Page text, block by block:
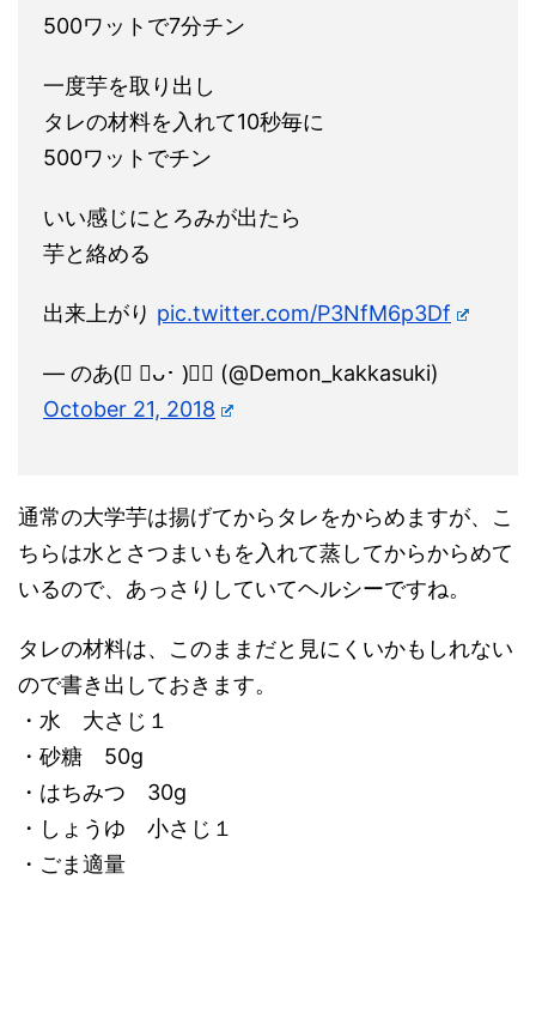
500ワットで7分チン
一度芋を取り出し
タレの材料を入れて10秒毎に
500ワットでチン
いい感じにとろみが出たら
芋と絡める
出来上がり pic.twitter.com/P3NfM6p3Df
— のあ(⃔ ･ᴗ･ )⃕↝ (@Demon_kakkasuki)
October 21, 2018
通常の大学芋は揚げてからタレをからめますが、こ
ちらは水とさつまいもを入れて蒸してからからめて
いるので、あっさりしていてヘルシーですね。
タレの材料は、このままだと見にくいかもしれない
ので書き出しておきます。
・水 大さじ１
・砂糖 50g
・はちみつ 30g
・しょうゆ 小さじ１
・ごま適量